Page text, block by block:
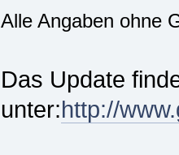
Alle Angaben ohne
Das Update
unter:http://